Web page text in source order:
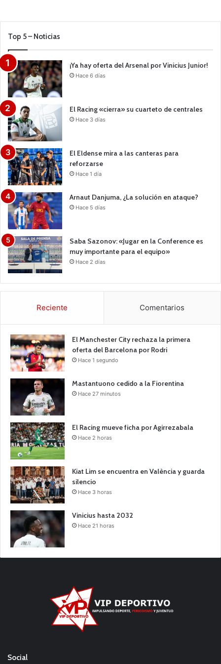
Top 5 – Noticias
¡Ya hay oferta del Arsenal por Vinicius Junior!
Hace 6 días
El Racing «cierra» su cuarteto de centrales
Hace 3 días
El Eldense mira a las canteras para
reforzarse
Hace 1 día
Arnaut Danjuma, ¿La solución en ataque?
Hace 5 días
Saba Sazonov: «Jugar en la Conference es
muy importante para el equipo»
Hace 2 días
Reciente Comentarios
El Manchester City rechaza la primera
oferta del Barcelona por Rodri
Hace 1 segundo
Mastantuono cedido a la Fiorentina
Hace 27 minutos
El Racing mueve ficha por Agirrezabala
Hace 2 horas
Kiat Lim se encuentra en València y guarda
silencio
Hace 3 horas
Vinicius hasta 2032
Hace 21 horas
Social